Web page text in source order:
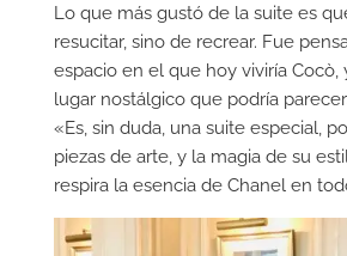
Lo que más gustó de la suite es
resucitar, sino de recrear. Fue
espacio en el que hoy viviría Cocò,
lugar nostálgico que podría
«Es, sin duda, una suite especial,
piezas de arte, y la magia de su
respira la esencia de Chanel en